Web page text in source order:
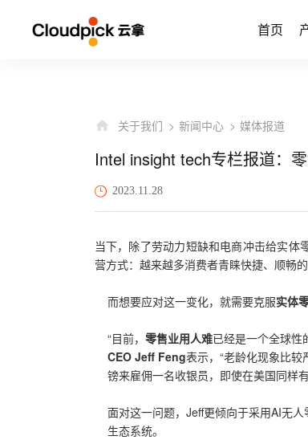
首页
关于我们 新闻中心 媒体报道
Intel insight tech专栏报道：
2023.11.28
当下，除了劳动力短缺和电商冲击给实体
营方式：越来越多消费者青睐快捷、顺畅
而想要应对这一变化，就需要克服实体
“目前， 零售业用人难已经是一个全球性
CEO Jeff Feng表示，“老龄化现象比
镑来雇佣一名收银员，即使在美国同样
面对这一问题，Jeff更倾向于采用AI无
生态系统。